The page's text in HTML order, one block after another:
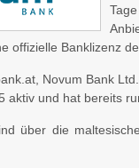
offizielle Banklizenz
Novum Bank
aktiv und hat bereits
über die